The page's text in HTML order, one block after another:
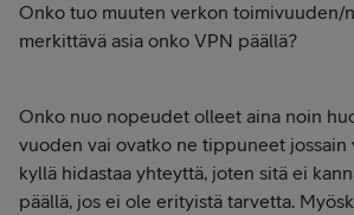
Onko tuo muuten verkon toimivuuden/
merkittävä asia onko VPN päällä?
Onko nuo nopeudet olleet aina noin
vuoden vai ovatko ne tippuneet jossain
kyllä hidastaa yhteyttä, joten sitä ei
päällä, jos ei ole erityistä tarvetta.